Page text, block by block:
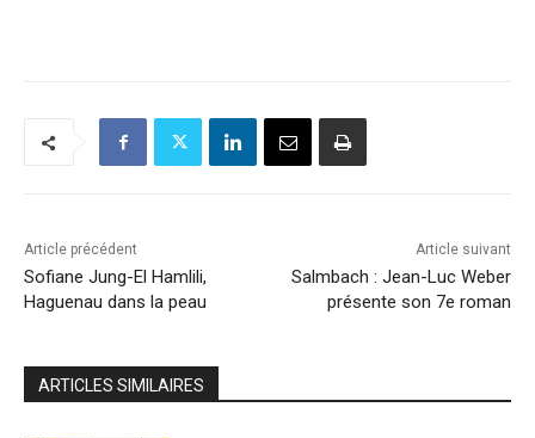
Article précédent
Sofiane Jung-El Hamlili,
Haguenau dans la peau
Article suivant
Salmbach : Jean-Luc Weber
présente son 7e roman
ARTICLES SIMILAIRES